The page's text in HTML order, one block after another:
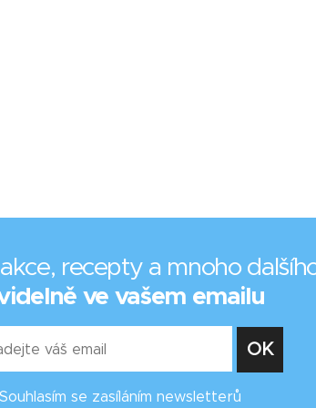
recepty a mnoho
ve vašem emailu
Souhlasím se zasíláním newsletterů